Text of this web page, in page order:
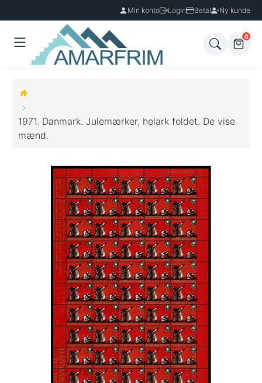
Min konto Login Betal Ny kunde
0
1971. Danmark. Julemærker, helark foldet. De vise
mænd.